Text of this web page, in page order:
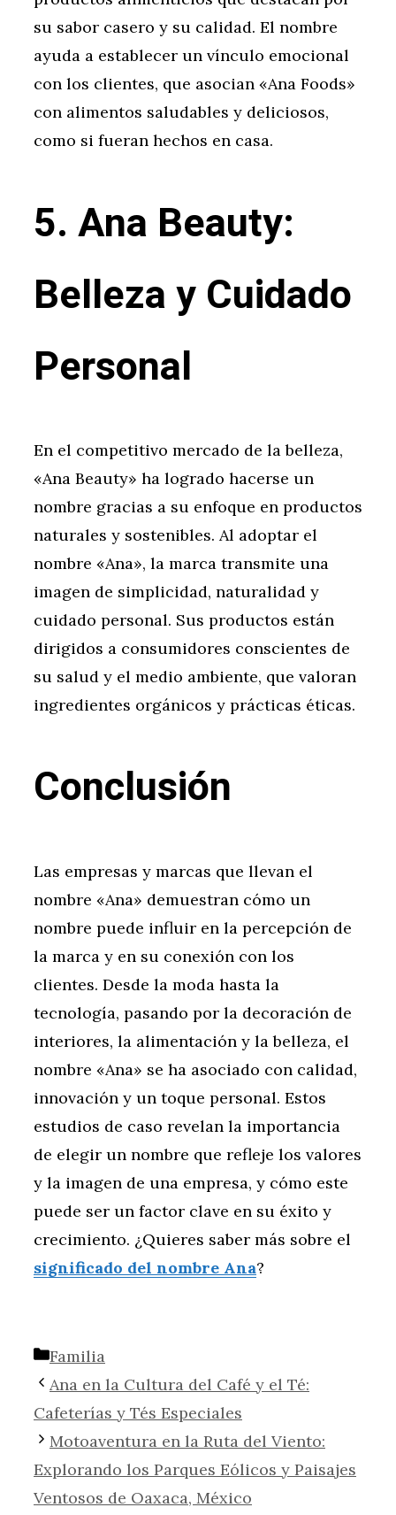
su sabor casero y su calidad. El nombre
ayuda a establecer un vínculo emocional
con los clientes, que asocian «Ana Foods»
con alimentos saludables y deliciosos,
como si fueran hechos en casa.
5. Ana Beauty:
Belleza y Cuidado
Personal
En el competitivo mercado de la belleza,
«Ana Beauty» ha logrado hacerse un
nombre gracias a su enfoque en productos
naturales y sostenibles. Al adoptar el
nombre «Ana», la marca transmite una
imagen de simplicidad, naturalidad y
cuidado personal. Sus productos están
dirigidos a consumidores conscientes de
su salud y el medio ambiente, que valoran
ingredientes orgánicos y prácticas éticas.
Conclusión
Las empresas y marcas que llevan el
nombre «Ana» demuestran cómo un
nombre puede influir en la percepción de
la marca y en su conexión con los
clientes. Desde la moda hasta la
tecnología, pasando por la decoración de
interiores, la alimentación y la belleza, el
nombre «Ana» se ha asociado con calidad,
innovación y un toque personal. Estos
estudios de caso revelan la importancia
de elegir un nombre que refleje los valores
y la imagen de una empresa, y cómo este
puede ser un factor clave en su éxito y
crecimiento. ¿Quieres saber más sobre el
significado del nombre Ana?
Categorías
Familia
Ana en la Cultura del Café y el Té:
Cafeterías y Tés Especiales
Motoaventura en la Ruta del Viento:
Explorando los Parques Eólicos y Paisajes
Ventosos de Oaxaca, México